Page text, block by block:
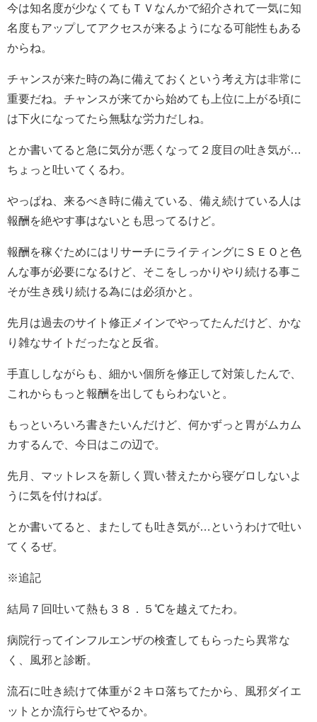
今は知名度が少なくてもＴＶなんかで紹介されて一気に知
名度もアップしてアクセスが来るようになる可能性もある
からね。
チャンスが来た時の為に備えておくという考え方は非常に
重要だね。チャンスが来てから始めても上位に上がる頃に
は下火になってたら無駄な労力だしね。
とか書いてると急に気分が悪くなって２度目の吐き気が…
ちょっと吐いてくるわ。
やっぱね、来るべき時に備えている、備え続けている人は
報酬を絶やす事はないとも思ってるけど。
報酬を稼ぐためにはリサーチにライティングにＳＥＯと色
んな事が必要になるけど、そこをしっかりやり続ける事こ
そが生き残り続ける為には必須かと。
先月は過去のサイト修正メインでやってたんだけど、かな
り雑なサイトだったなと反省。
手直ししながらも、細かい個所を修正して対策したんで、
これからもっと報酬を出してもらわないと。
もっといろいろ書きたいんだけど、何かずっと胃がムカム
カするんで、今日はこの辺で。
先月、マットレスを新しく買い替えたから寝ゲロしないよ
うに気を付けねば。
とか書いてると、またしても吐き気が…というわけで吐い
てくるぜ。
※追記
結局７回吐いて熱も３８．５℃を越えてたわ。
病院行ってインフルエンザの検査してもらったら異常な
く、風邪と診断。
流石に吐き続けて体重が２キロ落ちてたから、風邪ダイエ
ットとか流行らせてやるか。